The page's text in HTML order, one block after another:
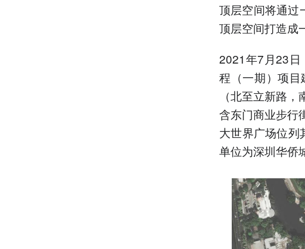
顶层空间将通过
顶层空间打造成
2021年7月23日
程（一期）项
（北至立新路
含东门商业步行
大世界广场位列
单位为深圳华侨